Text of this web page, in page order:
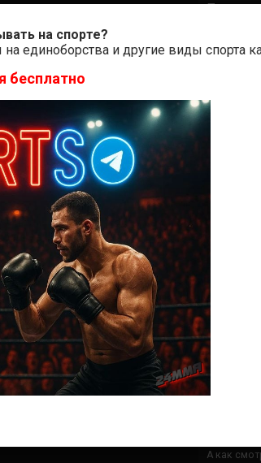
Прогноз
Наталья
Роуз
Где
Анонимно
Спасибо
А как
на спорте?
на единоборства и другие виды спорта
бесплатно